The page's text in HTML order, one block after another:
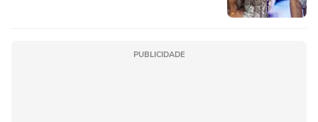
PUBLICIDADE